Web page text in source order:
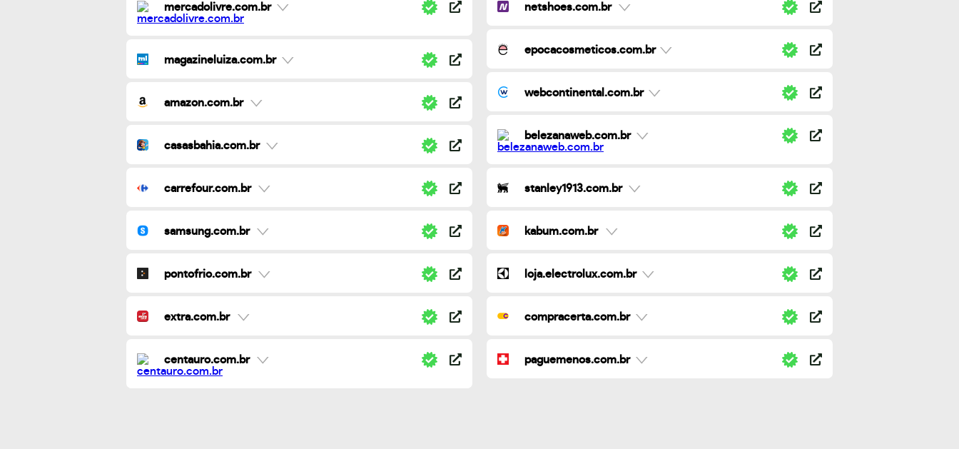
mercadolivre.com.br
magazineluiza.com.br
amazon.com.br
casasbahia.com.br
carrefour.com.br
samsung.com.br
pontofrio.com.br
extra.com.br
centauro.com.br
netshoes.com.br
epocacosmeticos.com.br
webcontinental.com.br
belezanaweb.com.br
stanley1913.com.br
kabum.com.br
loja.electrolux.com.br
compracerta.com.br
paguemenos.com.br